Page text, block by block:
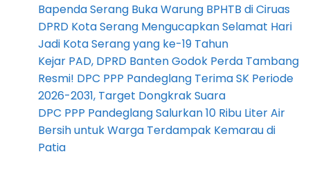
Bapenda Serang Buka Warung BPHTB di Ciruas
DPRD Kota Serang Mengucapkan Selamat Hari
Jadi Kota Serang yang ke-19 Tahun
Kejar PAD, DPRD Banten Godok Perda Tambang
Resmi! DPC PPP Pandeglang Terima SK Periode
2026-2031, Target Dongkrak Suara
DPC PPP Pandeglang Salurkan 10 Ribu Liter Air
Bersih untuk Warga Terdampak Kemarau di
Patia